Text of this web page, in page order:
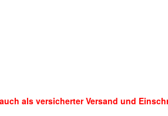
als versicherter Versand und